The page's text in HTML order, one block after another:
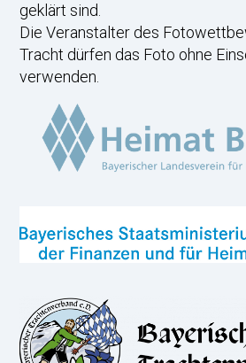
geklärt sind.
Die Veranstalter des
Tracht dürfen das Foto ohne
verwenden.